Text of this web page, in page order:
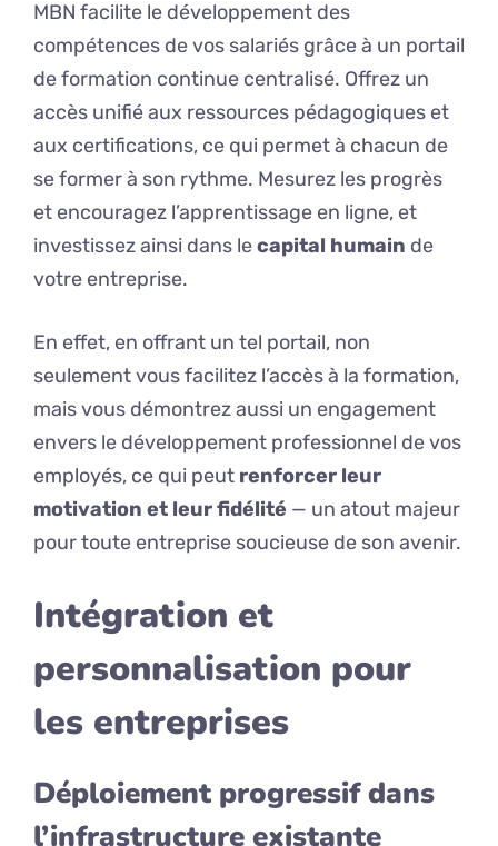
MBN facilite le développement des
compétences de vos salariés grâce à un portail
de formation continue centralisé. Offrez un
accès unifié aux ressources pédagogiques et
aux certifications, ce qui permet à chacun de
se former à son rythme. Mesurez les progrès
et encouragez l’apprentissage en ligne, et
investissez ainsi dans lecapital humain de
votre entreprise.
En effet, en offrant un tel portail, non
seulement vous facilitez l’accès à la formation,
mais vous démontrez aussi un engagement
envers le développement professionnel de vos
employés, ce qui peut renforcer leur
motivation et leur fidélité — un atout majeur
pour toute entreprise soucieuse de son avenir.
Intégration et
personnalisation pour
les entreprises
Déploiement progressif dans
l’infrastructure existante